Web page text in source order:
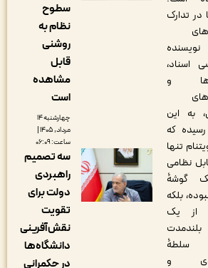
نظام به
مشاهده
چهارشنبه ۱۴
مرداد, ۱۴۰۵ |
سه تصمیم
راهبردی
دولت برای
نقش‌آفرینی
دانشگاه‌ها
در حکمرانی